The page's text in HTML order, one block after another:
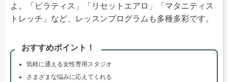
よ。「ピラティス」「リセットエアロ」「マタニティス
トレッチ」など、レッスンプログラムも多種多彩です。
おすすめポイント！
気軽に通える女性専用スタジオ
さまざまな悩みに応えてくれる